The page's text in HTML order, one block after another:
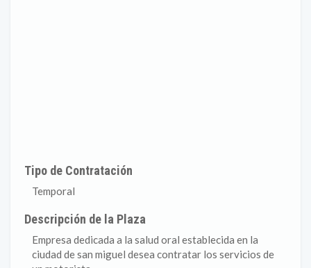
Tipo de Contratación
Temporal
Descripción de la Plaza
Empresa dedicada a la salud oral establecida en la
ciudad de san miguel desea contratar los servicios de